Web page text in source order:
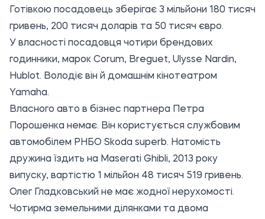
Готівкою посадовець зберігає 3 мільйони 180 тисяч
гривень, 200 тисяч доларів та 50 тисяч євро.
У власності посадовця чотири брендових
годинники, марок Corum, Breguet, Ulysse Nardin,
Hublot. Володіє він й домашнім кінотеатром
Yamaha.
Власного авто в бізнес партнера Петра
Порошенка немає. Він користується службовим
автомобілем РНБО Skoda superb. Натомість
дружина їздить на Maserati Ghibli, 2013 року
випуску, вартістю 1 мільйон 48 тисяч 519 гривень.
Олег Гладковський не має жодної нерухомості.
Чотирма земельними ділянками та двома